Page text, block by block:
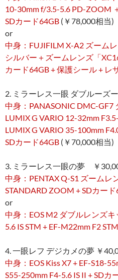
10-30mm f/3.5-5.6 PD-ZOOM
SDカード64GB (￥78,000相当)
or
中身：FUJIFILM X-A2 ズーム
シルバー＋ズームレンズ「
カード64GB + 保護シール + レ
2. ミラーレス一眼 ダブルー
中身：PANASONIC DMC-GF7
LUMIX G VARIO 12-32mm
LUMIX G VARIO 35-100mm
SDカード64GB (￥70,000相当)
3. ミラーレス一眼の夢 ￥
中身：PENTAX Q-S1 ズームレ
STANDARD ZOOM + SDカー
or
中身：EOS M2 ダブルレンズ
5.6 IS STM + EF-M22mm F2 STM
4. 一眼レフ デジカメの夢 ￥
中身：EOS Kiss X7 + EF-S18-
S55-250mm F4-5.6 IS II + SDカ